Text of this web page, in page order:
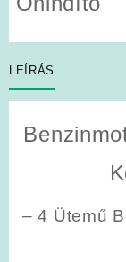
LEÍRÁS
– 4 Ütemű